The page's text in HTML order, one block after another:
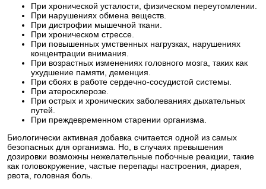
При хронической усталости, физическом переутомлении.
При нарушениях обмена веществ.
При дистрофии мышечной ткани.
При хроническом стрессе.
При повышенных умственных нагрузках, нарушениях
концентрации внимания.
При возрастных изменениях головного мозга, таких как
ухудшение памяти, деменция.
При сбоях в работе сердечно-сосудистой системы.
При атеросклерозе.
При острых и хронических заболеваниях дыхательных
путей.
При преждевременном старении организма.
Биологически активная добавка считается одной из самых
безопасных для организма. Но, в случаях превышения
дозировки возможны нежелательные побочные реакции, такие
как головокружение, частые перепады настроения, диарея,
рвота, головная боль.